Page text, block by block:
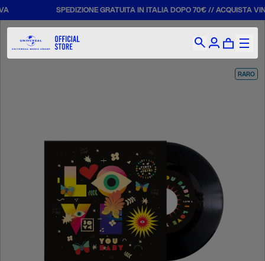
SPEDIZIONE GRATUITA IN ITALIA DOPO 70€ // ACQUISTA
RARO